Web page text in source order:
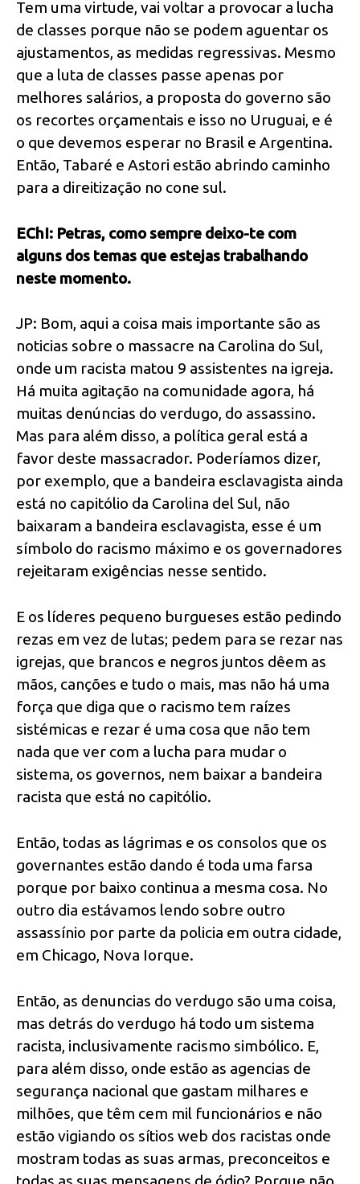
Tem uma virtude, vai voltar a provocar a lucha
de classes porque não se podem aguentar os
ajustamentos, as medidas regressivas. Mesmo
que a luta de classes passe apenas por
melhores salários, a proposta do governo são
os recortes orçamentais e isso no Uruguai, e é
o que devemos esperar no Brasil e Argentina.
Então, Tabaré e Astori estão abrindo caminho
para a direitização no cone sul.
EChI: Petras, como sempre deixo-te com
alguns dos temas que estejas trabalhando
neste momento.
JP: Bom, aqui a coisa mais importante são as
noticias sobre o massacre na Carolina do Sul,
onde um racista matou 9 assistentes na igreja.
Há muita agitação na comunidade agora, há
muitas denúncias do verdugo, do assassino.
Mas para além disso, a política geral está a
favor deste massacrador. Poderíamos dizer,
por exemplo, que a bandeira esclavagista ainda
está no capitólio da Carolina del Sul, não
baixaram a bandeira esclavagista, esse é um
símbolo do racismo máximo e os governadores
rejeitaram exigências nesse sentido.
E os líderes pequeno burgueses estão pedindo
rezas em vez de lutas; pedem para se rezar nas
igrejas, que brancos e negros juntos dêem as
mãos, canções e tudo o mais, mas não há uma
força que diga que o racismo tem raízes
sistémicas e rezar é uma cosa que não tem
nada que ver com a lucha para mudar o
sistema, os governos, nem baixar a bandeira
racista que está no capitólio.
Então, todas as lágrimas e os consolos que os
governantes estão dando é toda uma farsa
porque por baixo continua a mesma cosa. No
outro dia estávamos lendo sobre outro
assassínio por parte da policia em outra cidade,
em Chicago, Nova Iorque.
Então, as denuncias do verdugo são uma coisa,
mas detrás do verdugo há todo um sistema
racista, inclusivamente racismo simbólico. E,
para além disso, onde estão as agencias de
segurança nacional que gastam milhares e
milhões, que têm cem mil funcionários e não
estão vigiando os sítios web dos racistas onde
mostram todas as suas armas, preconceitos e